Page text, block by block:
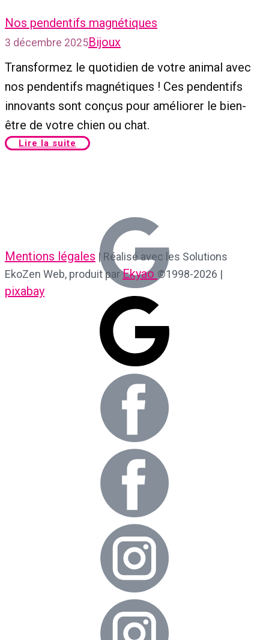
Nos pendentifs magnétiques
3 décembre 2025Bijoux
Transformez le quotidien de votre animal avec
nos pendentifs magnétiques ! Ces pendentifs
innovants sont conçus pour améliorer le bien-
être de votre chien ou chat.
Lire la suite​
Mentions légales | Réalisé avec les Solutions
EkoZen Web, produit parEkyao ©1998-2026 |
pixabay